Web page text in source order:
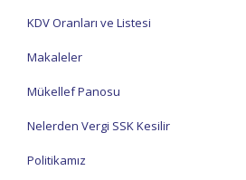
KDV Oranları ve Listesi
Makaleler
Mükellef Panosu
Nelerden Vergi SSK Kesilir
Politikamız